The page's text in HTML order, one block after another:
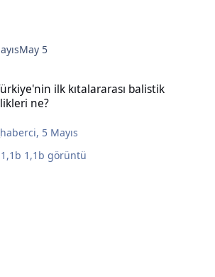
May 5
ilk kıtalararası balistik
ne?
, 5 Mayıs
1,1b görüntü